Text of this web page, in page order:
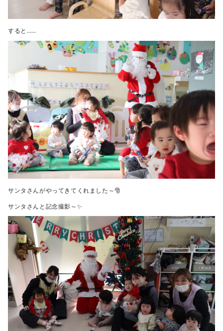
すると……
サンタさんがやってきてくれました～🎅
サンタさんと記念撮影～✨